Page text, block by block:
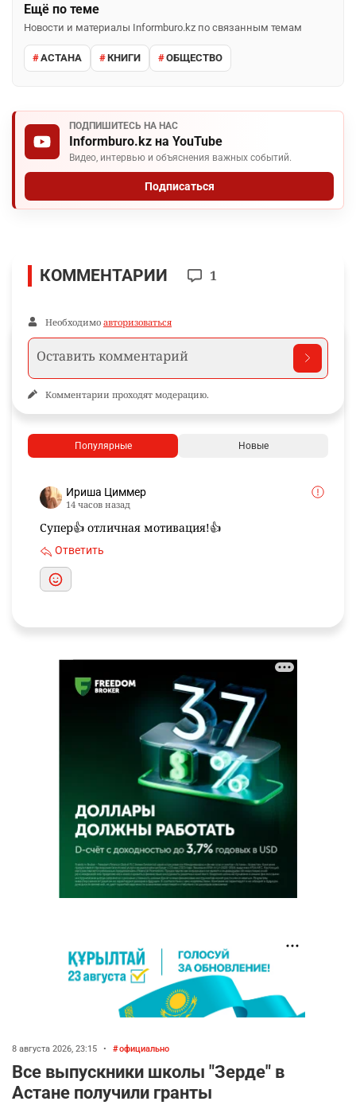
Ещё по теме
Новости и материалы Informburo.kz по связанным темам
АСТАНА КНИГИ ОБЩЕСТВО
ПОДПИШИТЕСЬ НА НАС
Informburo.kz на YouTube
Видео, интервью и объяснения важных событий.
Подписаться
КОММЕНТАРИИ 1
Необходимо авторизоваться
Комментарии проходят модерацию.
Популярные Новые
Ириша Циммер
14 часов назад
Супер👍 отличная мотивация!👍
Ответить
8 августа 2026, 23:15 • официально
Все выпускники школы "Зерде" в
Астане получили гранты